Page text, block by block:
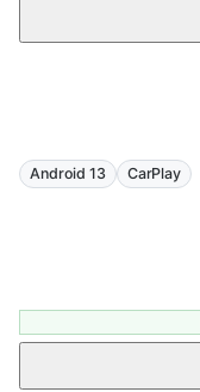
Android 13 CarPlay